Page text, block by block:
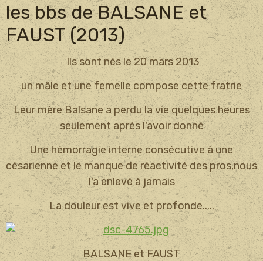
les bbs de BALSANE et
FAUST (2013)
Ils sont nés le 20 mars 2013
un mâle et une femelle compose cette fratrie
Leur mère Balsane a perdu la vie quelques heures
seulement après l'avoir donné
Une hémorragie interne consécutive à une
césarienne et le manque de réactivité des pros,nous
l'a enlevé à jamais
La douleur est vive et profonde.....
BALSANE et FAUST